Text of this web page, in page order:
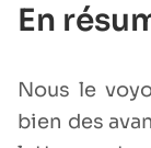
En
Nous le
bien des